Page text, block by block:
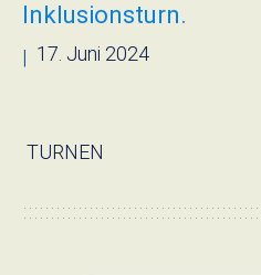
Inklusionsturn.
| 17. Juni 2024
TURNEN